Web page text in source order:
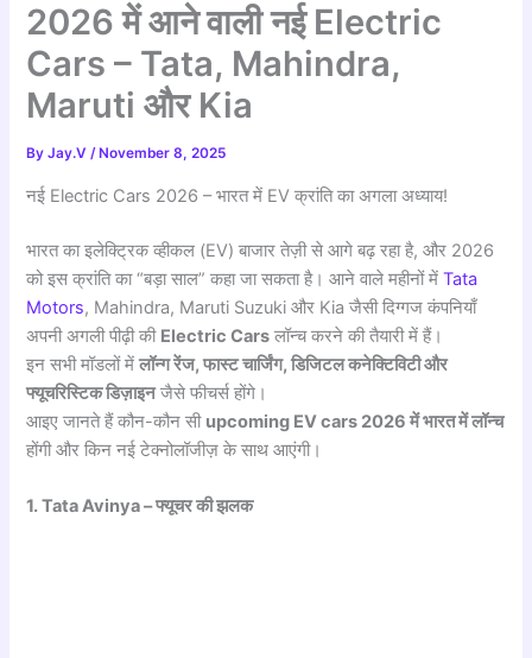
2026 में आने वाली नई Electric
Cars – Tata, Mahindra,
Maruti और Kia
ByJay.V/ November 8, 2025
नई Electric Cars 2026 – भारत में EV क्रांति का अगला अध्याय!
भारत का इलेक्ट्रिक व्हीकल (EV) बाजार तेज़ी से आगे बढ़ रहा है, और 2026
को इस क्रांति का “बड़ा साल” कहा जा सकता है। आने वाले महीनों मेंTata
Motors, Mahindra, Maruti Suzuki और Kia जैसी दिग्गज कंपनियाँ
अपनी अगली पीढ़ी की Electric Cars लॉन्च करने की तैयारी में हैं।
इन सभी मॉडलों मेंलॉन्ग रेंज, फास्ट चार्जिंग, डिजिटल कनेक्टिविटी और
फ्यूचरिस्टिक डिज़ाइनजैसे फीचर्स होंगे।
आइए जानते हैं कौन-कौन सी upcoming EV cars 2026 में भारत में लॉन्च
होंगी और किन नई टेक्नोलॉजीज़ के साथ आएंगी।
1. Tata Avinya – फ्यूचर की झलक